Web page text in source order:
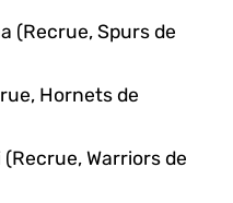
(Recrue, Spurs de
Hornets de
Warriors de